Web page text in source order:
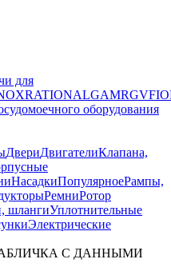
для
RATIONALGAMRGV
оборудования
ДвериДвигателиКлапана,
НасадкиПопулярноеРампы,
РемниРотор
шлангиУплотнительные
Электрические
ТАБЛИЧКА С ДАННЫМИ